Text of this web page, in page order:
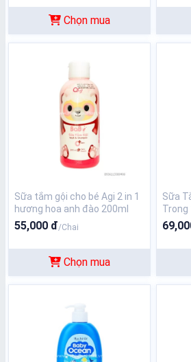
Chọn mua
Sữa tắm gội cho bé Agi 2 in 1
hương hoa anh đào 200ml
55,000 đ/Chai
Chọn mua
Sữa
Trong